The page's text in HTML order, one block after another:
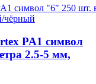
PA1 символ
2.5-5 мм,